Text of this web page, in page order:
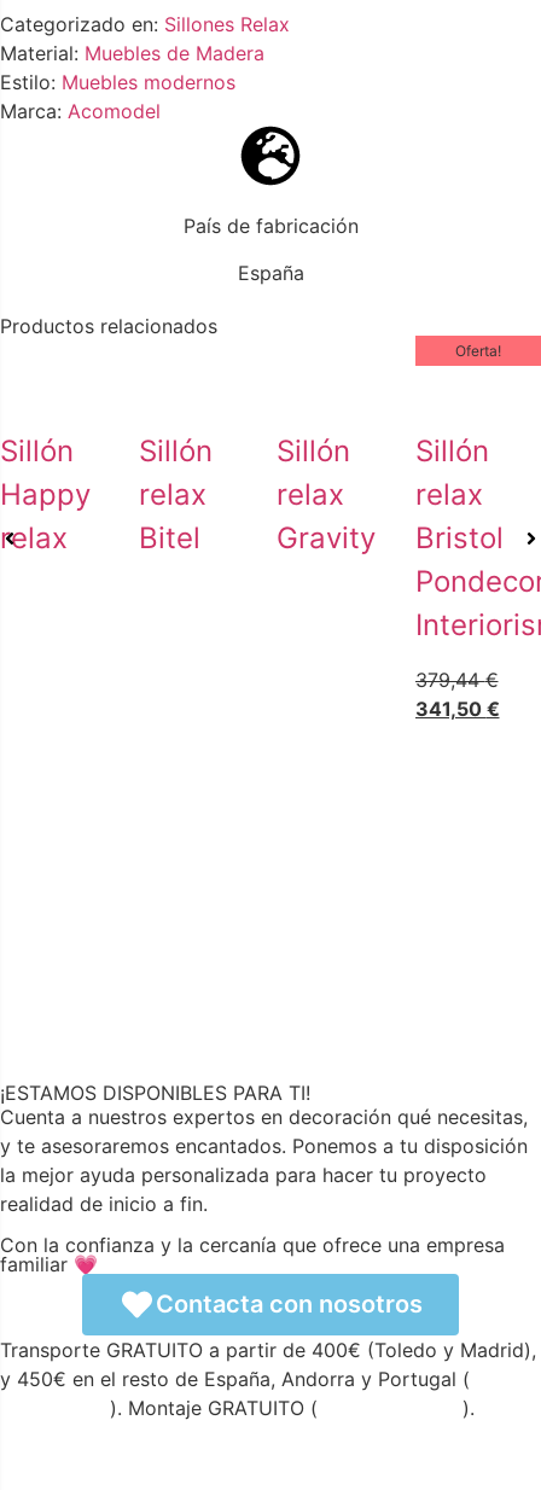
Categorizado en: Sillones Relax
Material: Muebles de Madera
Estilo: Muebles modernos
Marca: Acomodel
País de fabricación
España
Productos relacionados
Sillón
Happy
relax
Sillón
relax
Bitel
Sillón
relax
Gravity
Oferta!
Sillón
relax
Bristol
379,44€
341,50 €
¡ESTAMOS DISPONIBLES PARA TI!
Cuenta a nuestros expertos en decoración qué necesitas,
y te asesoraremos encantados. Ponemos a tu disposición
la mejor ayuda personalizada para hacer tu proyecto
realidad de inicio a fin.
Con la confianza y la cercanía que ofrece una empresa
familiar 💗
Contacta con nosotros
Transporte GRATUITO a partir de 400€ (Toledo y Madrid),
y 450€ en el resto de España, Andorra y Portugal (
). Montaje GRATUITO ( ).